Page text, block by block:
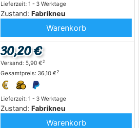
Lieferzeit: 1 - 3 Werktage
Zustand: Fabrikneu
Warenkorb
Lieferzeit: 1 - 3 Werktage
Zustand: Fabrikneu
30,20 €
Versand: 5,90 €2
Gesamtpreis: 36,10 €2
Warenkorb